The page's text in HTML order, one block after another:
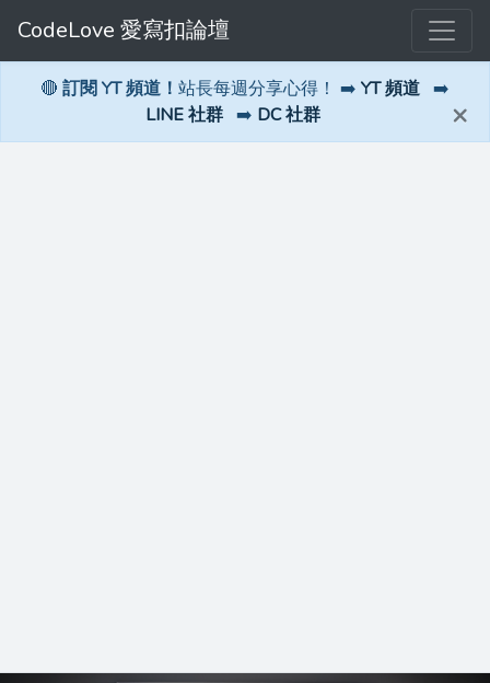
CodeLove 愛寫扣論壇
🔴 訂閱 YT 頻道！ 站長每週分享心得！ ➡️ YT 頻道 ➡️
LINE 社群 ➡️ DC 社群 ×